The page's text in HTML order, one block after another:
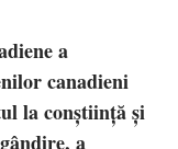
a
canadieni
la conștiință și
a